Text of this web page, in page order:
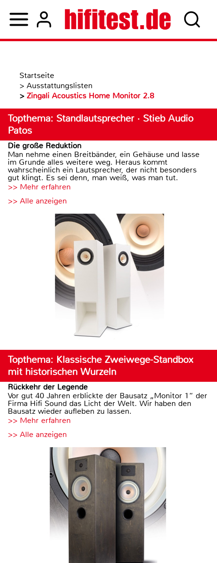
Startseite
> Ausstattungslisten
> Zingali Acoustics Home Monitor 2.8
Topthema: Standlautsprecher · Stieb Audio
Patos
Die große Reduktion
Man nehme einen Breitbänder, ein Gehäuse und lasse
im Grunde alles weitere weg. Heraus kommt
wahrscheinlich ein Lautsprecher, der nicht besonders
gut klingt. Es sei denn, man weiß, was man tut.
>> Mehr erfahren
>> Alle anzeigen
Topthema: Klassische Zweiwege-Standbox
mit historischen Wurzeln
Rückkehr der Legende
Vor gut 40 Jahren erblickte der Bausatz „Monitor 1“ der
Firma Hifi Sound das Licht der Welt. Wir haben den
Bausatz wieder aufleben zu lassen.
>> Mehr erfahren
>> Alle anzeigen